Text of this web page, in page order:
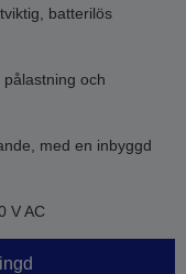
batterilös
och
med en inbyggd
V AC